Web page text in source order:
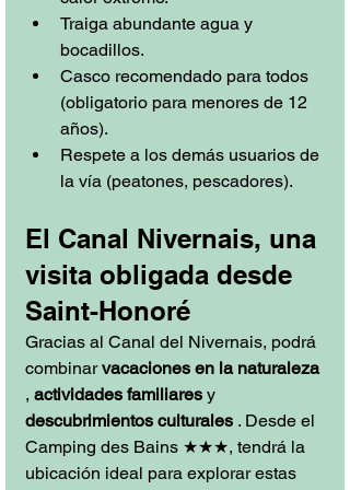
Traiga abundante agua y
bocadillos.
Casco recomendado para todos
(obligatorio para menores de 12
años).
Respete a los demás usuarios de
la vía (peatones, pescadores).
El Canal Nivernais, una
visita obligada desde
Saint-Honoré
Gracias al Canal del Nivernais, podrá
combinar vacaciones en la naturaleza
, actividades familiares y
descubrimientos culturales . Desde el
Camping des Bains ★★★, tendrá la
ubicación ideal para explorar estas